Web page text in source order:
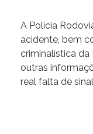
A Polícia
acidente, bem
criminalística da
outras
real falta de